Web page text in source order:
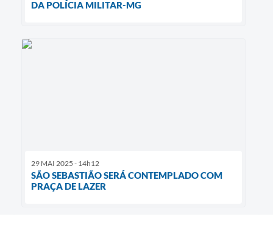
DA POLÍCIA MILITAR-MG
29 MAI 2025 - 14h12
SÃO SEBASTIÃO SERÁ CONTEMPLADO COM
PRAÇA DE LAZER